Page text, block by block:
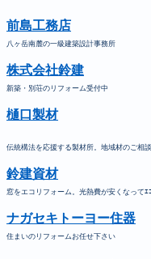
前島工務店
八ヶ岳南麓の一級建築設計事務所
株式会社鈴建
新築・別荘のリフォーム受付中
樋口製材
伝統構法を応援する製材所。地域材のご相
鈴建資材
窓をエコリフォーム。光熱費が安くなってｴ
ナガセキトーヨー住器
住まいのリフォームお任せ下さい